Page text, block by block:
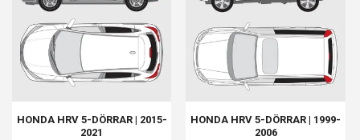
HONDA HRV 5-DÖRRAR | 2015-
2021
HONDA HRV 5-DÖRRAR | 1999-
2006